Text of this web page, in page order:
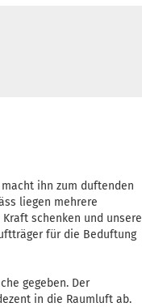
ihn zum duftenden
liegen mehrere
schenken und unsere
für die Beduftung
gegeben. Der
in die Raumluft ab.